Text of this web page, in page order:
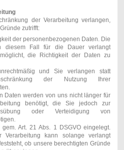
der Verarbeitung verlangen,
zutrifft:
der personenbezogenen Daten. Die
diesem Fall für die Dauer verlangt
die Richtigkeit der Daten zu
und Sie verlangen statt
der Nutzung Ihrer
Daten werden von uns nicht länger für
benötigt, die Sie jedoch zur
oder Verteidigung von
Art. 21 Abs. 1 DSGVO eingelegt.
Verarbeitung kann solange verlangt
ob unsere berechtigten Gründe